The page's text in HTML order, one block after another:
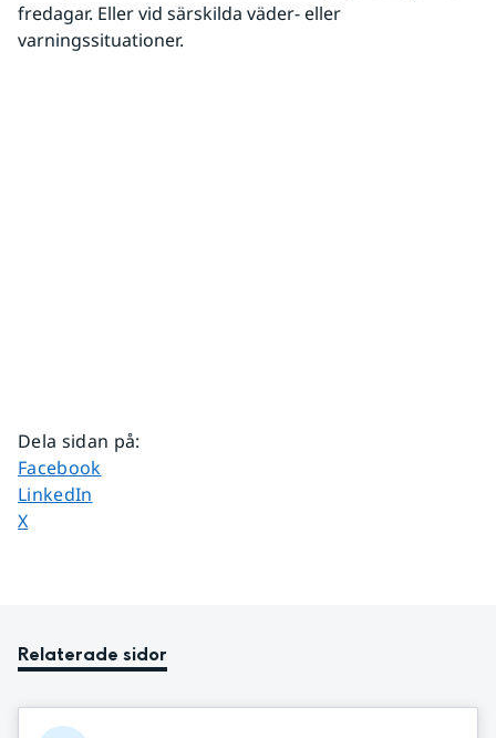
fredagar. Eller vid särskilda väder- eller
varningssituationer.
Dela sidan på:
Dela sidan på
Facebook
Dela sidan på
LinkedIn
Dela sidan på
X
Relaterade sidor